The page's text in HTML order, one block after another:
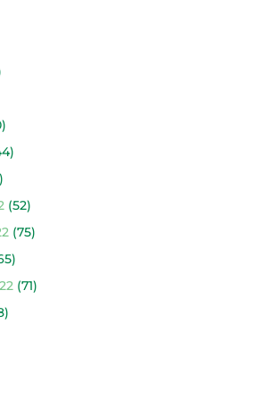
(52)
(75)
(71)